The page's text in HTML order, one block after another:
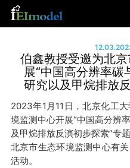
伯鑫教授受邀为北
展“中国高分辨率
研究以及甲烷排放
2023年1月11日，北京化工
境监测中心开展“中国高分辨
及甲烷排放反演初步探索”专
北京市生态环境监测中心有
活动。